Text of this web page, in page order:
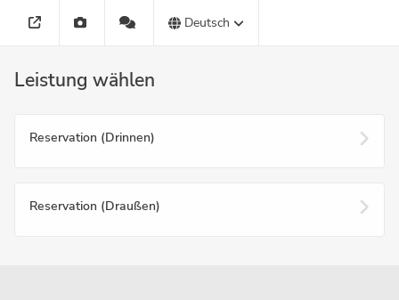
Deutsch
Leistung wählen
Reservation (Drinnen)
Reservation (Draußen)